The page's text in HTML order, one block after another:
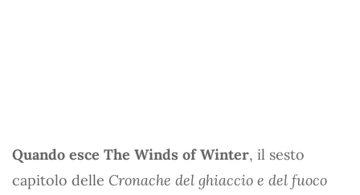
Quando esce The Winds of Winter, il sesto
capitolo delle Cronache del ghiaccio e del fuoco